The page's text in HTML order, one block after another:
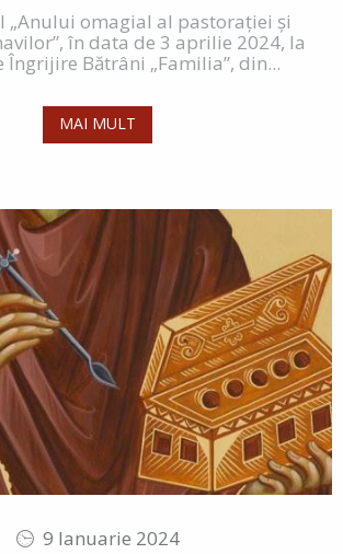
„Anului omagial al pastorației și
în data de 3 aprilie 2024, la
Îngrijire Bătrâni „Familia”, din...
MAI MULT
9 Ianuarie 2024